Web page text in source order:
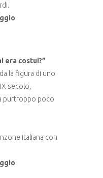
era costui?”
la figura di uno
secolo,
purtroppo poco
italiana con